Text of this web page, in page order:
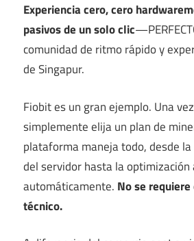
Experiencia cero, cero hardware
pasivos de un solo clic
comunidad de ritmo rápido y
de Singapur.
Fiobit es un gran ejemplo. Una
simplemente elija un plan de
plataforma maneja todo, desde
del servidor hasta la optimización
automáticamente. No se
técnico.